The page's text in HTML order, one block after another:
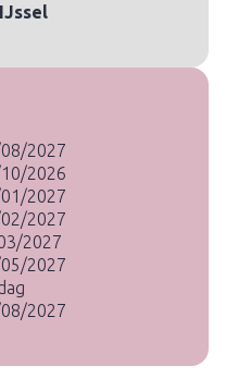
2027
2026
2027
2027
2027
2027
2027